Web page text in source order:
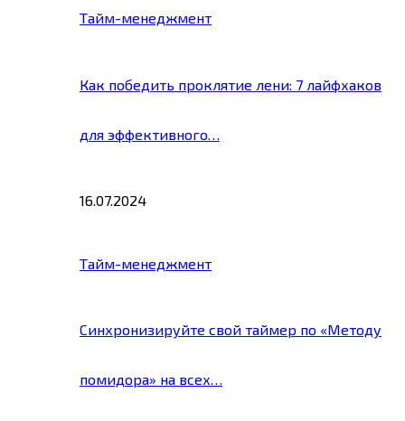
Тайм-менеджмент
Как победить проклятие лени: 7 лайфхаков
для эффективного…
16.07.2024
Тайм-менеджмент
Синхронизируйте свой таймер по «Методу
помидора» на всех…